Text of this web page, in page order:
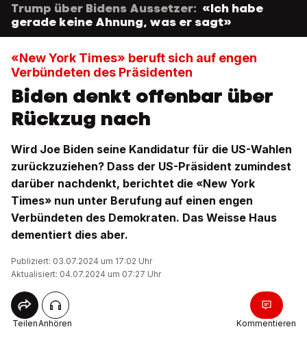
Trump über Bidens Aussetzer: «Ich habe
gerade keine Ahnung, was er sagt»
«New York Times» beruft sich auf engen
Verbündeten des Präsidenten
Biden denkt offenbar über
Rückzug nach
Wird Joe Biden seine Kandidatur für die US-Wahlen
zurückzuziehen? Dass der US-Präsident zumindest
darüber nachdenkt, berichtet die «New York
Times» nun unter Berufung auf einen engen
Verbündeten des Demokraten. Das Weisse Haus
dementiert dies aber.
Publiziert: 03.07.2024 um 17:02 Uhr
Aktualisiert: 04.07.2024 um 07:27 Uhr
TeilenAnhören Kommentieren